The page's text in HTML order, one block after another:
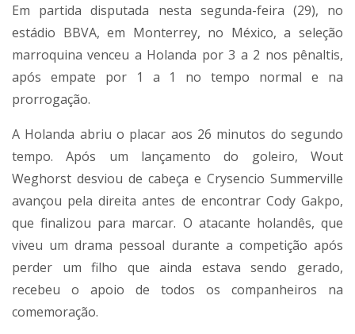
Em partida disputada nesta segunda-feira (29), no
estádio BBVA, em Monterrey, no México, a seleção
marroquina venceu a Holanda por 3 a 2 nos pênaltis,
após empate por 1 a 1 no tempo normal e na
prorrogação.
A Holanda abriu o placar aos 26 minutos do segundo
tempo. Após um lançamento do goleiro, Wout
Weghorst desviou de cabeça e Crysencio Summerville
avançou pela direita antes de encontrar Cody Gakpo,
que finalizou para marcar. O atacante holandês, que
viveu um drama pessoal durante a competição após
perder um filho que ainda estava sendo gerado,
recebeu o apoio de todos os companheiros na
comemoração.